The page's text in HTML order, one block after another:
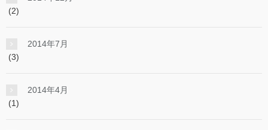
(2)
2014年7月
(3)
2014年4月
(1)